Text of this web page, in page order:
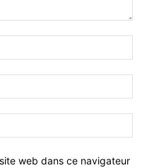
web dans ce navigateur